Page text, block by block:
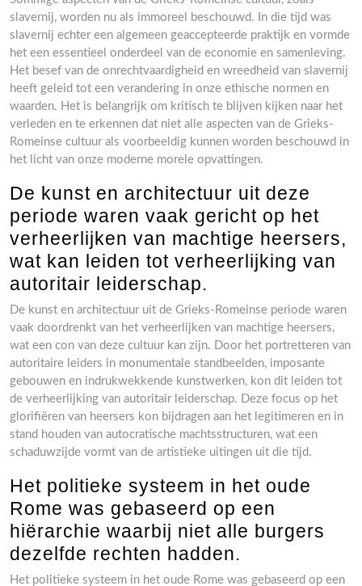
slavernij, worden nu als immoreel beschouwd. In die tijd was
slavernij echter een algemeen geaccepteerde praktijk en vormde
het een essentieel onderdeel van de economie en samenleving.
Het besef van de onrechtvaardigheid en wreedheid van slavernij
heeft geleid tot een verandering in onze ethische normen en
waarden. Het is belangrijk om kritisch te blijven kijken naar het
verleden en te erkennen dat niet alle aspecten van de Grieks-
Romeinse cultuur als voorbeeldig kunnen worden beschouwd in
het licht van onze moderne morele opvattingen.
De kunst en architectuur uit deze
periode waren vaak gericht op het
verheerlijken van machtige heersers,
wat kan leiden tot verheerlijking van
autoritair leiderschap.
De kunst en architectuur uit de Grieks-Romeinse periode waren
vaak doordrenkt van het verheerlijken van machtige heersers,
wat een con van deze cultuur kan zijn. Door het portretteren van
autoritaire leiders in monumentale standbeelden, imposante
gebouwen en indrukwekkende kunstwerken, kon dit leiden tot
de verheerlijking van autoritair leiderschap. Deze focus op het
glorifiëren van heersers kon bijdragen aan het legitimeren en in
stand houden van autocratische machtsstructuren, wat een
schaduwzijde vormt van de artistieke uitingen uit die tijd.
Het politieke systeem in het oude
Rome was gebaseerd op een
hiërarchie waarbij niet alle burgers
dezelfde rechten hadden.
Het politieke systeem in het oude Rome was gebaseerd op een